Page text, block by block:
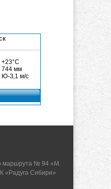
маршрута № 94 «М.
«Радуга Сибири»